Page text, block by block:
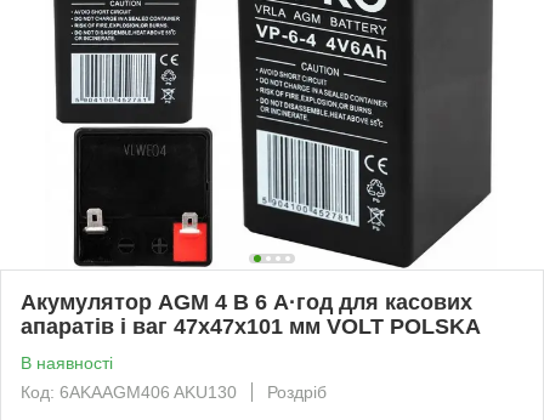
Акумулятор AGM 4 В 6 А·год для касових
апаратів і ваг 47x47x101 мм VOLT POLSKA
В наявності
Код: 6AKAAGM406 AKU130
Роздріб